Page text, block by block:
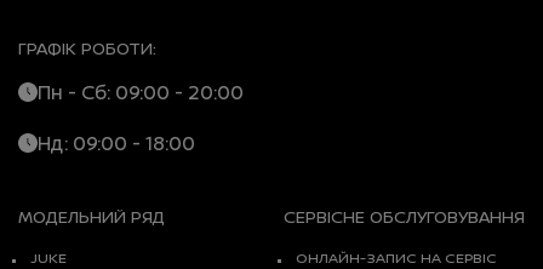
ГРАФІК РОБОТИ:
Пн - Сб: 09:00 - 20:00
Нд: 09:00 - 18:00
МОДЕЛЬНИЙ РЯД
JUKE
СЕРВІСНЕ ОБСЛУГОВУВАННЯ
ОНЛАЙН-ЗАПИС НА СЕРВІС